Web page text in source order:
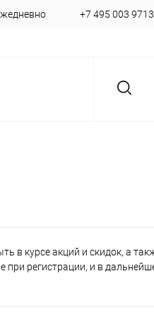
+7 495 003 9713
в курсе акций и скидок, а
при регистрации, и в